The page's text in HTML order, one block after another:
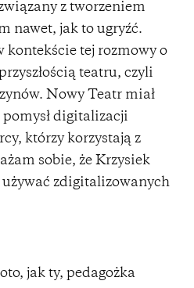
z tworzeniem
nawet, jak to ugryźć.
kontekście tej rozmowy o
teatru, czyli
Nowy Teatr miał
pomysł digitalizacji
którzy korzystają z
sobie, że Krzysiek
używać zdigitalizowanych
jak ty, pedagożka